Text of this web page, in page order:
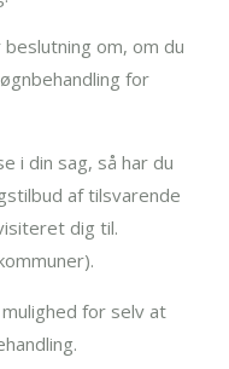
om, om du
for
i din sag, så har du
af tilsvarende
dig til.
for selv at